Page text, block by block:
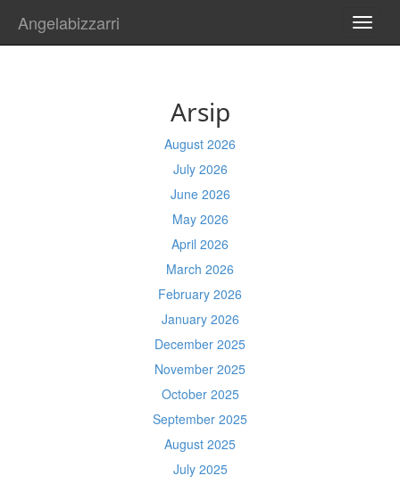
Angelabizzarri
Arsip
August 2026
July 2026
June 2026
May 2026
April 2026
March 2026
February 2026
January 2026
December 2025
November 2025
October 2025
September 2025
August 2025
July 2025